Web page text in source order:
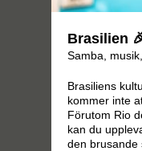
Brasilien
Samba,
Brasiliens
kommer inte
Förutom Rio
kan du
den brusande